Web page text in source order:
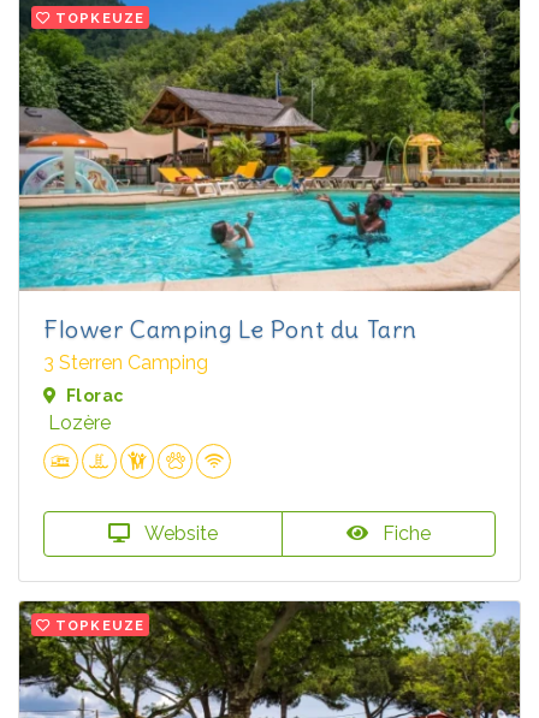
TOPKEUZE
Flower Camping Le Pont du Tarn
3 Sterren Camping
Florac
Lozère
Website Fiche
TOPKEUZE